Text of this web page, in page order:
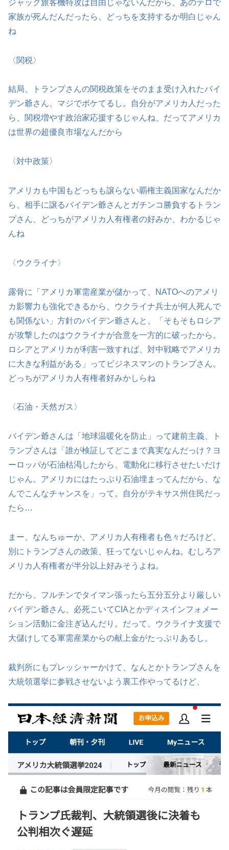
ジャック旅客機特攻は自由じゃないんだから、あのテロで
家族が死んだんだったら、どっちを支持するか明白じゃん
ね
〈関税〉
結局、トランプさんの関税政策をそのまま受け入れたバイ
デン爺さん、マジでボケてるし。自分がアメリカ人だった
ら、関税増やす政治家応援するじゃんね、だってアメリカ
は世界の超優良市場なんだから
〈対中政策〉
アメリカも中国もどっちも譲らない覇権主義国家なんだか
ら、相手に譲るバイデン爺さんとガチンコ勝負するトラン
プさん、どっちがアメリカ人有権者の好みか、わかるじゃ
んね
〈ウクライナ〉
露骨に「アメリカ軍需産業が儲かって、NATOへのアメリ
カ影響力も強化できるから、ウクライナ兵士が何人死んで
も関係ない」方針のバイデン爺さんと、「そもそもロシア
が攻撃したのはウクライナが合意を一方的に破ったから。
ロシアとアメリカが利害一致すれば、対中戦略でアメリカ
に大きな利益がある」ってビジネスマンのトランプさん。
どっちがアメリカ人有権者好みかしらね
〈石油・天然ガス〉
バイデン爺さんは「地球温暖化を防止」って建前主義、ト
ランプさんは「誰が検証してどこまで真実なんだっけ？ヨ
ーロッパが石油枯渇したから、電動化に移行させたいだけ
じゃん。アメリカにはたっぷり石油埋まってんだから、な
んでこんなチャンスを」って。自分がテキサス州住民だっ
たら…
まー、なんちゅーか、アメリカ人有権者も色々だろけど、
別にトランプさんの政策、狂ってないじゃんね。むしろア
メリカ人有権者が半分以上好みそうよね。
だから、フルチンでタイマン張ったら五分五分より厳しい
バイデン爺さん、必死こいてCIAとかディスインフォメー
ション活動に金注ぎ込んだり。だって、ウクライナ支援で
大儲けしてる軍需産業からの献上金がたっぷりあるし。
裁判所にもプレッシャーかけて、なんとかトランプさんを
大統領選挙に参戦させないよう裏工作やってるけど、